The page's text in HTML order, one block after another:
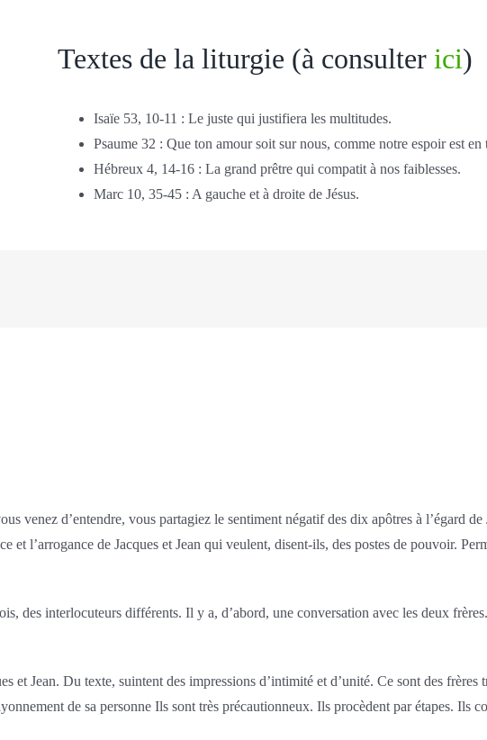
Textes de la liturgie (à consulter ici)
Isaïe 53, 10-11 : Le juste qui justifiera les multitudes.
Psaume 32 : Que ton amour soit sur nous, comme notre espoir est en
Hébreux 4, 14-16 : La grand prêtre qui compatit à nos faiblesses.
Marc 10, 35-45 : A gauche et à droite de Jésus.
venez d’entendre, vous partagiez le sentiment négatif des dix apôtres à l’égard
et l’arrogance de Jacques et Jean qui veulent, disent-ils, des postes de pouvoir.
des interlocuteurs différents. Il y a, d’abord, une conversation avec les deux
et Jean. Du texte, suintent des impressions d’intimité et d’unité. Ce sont des
de sa personne Ils sont très précautionneux. Ils procèdent par étapes. Ils